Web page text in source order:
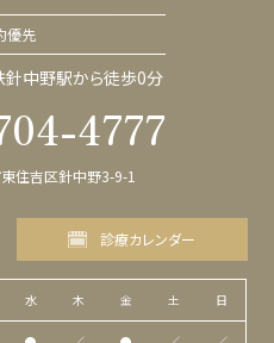
綴物よりも歯を削る量が多くなるこ
ミックの破損を防止するため、マウ
。
ム
会社
EV
器
優先
針中野駅から徒歩0分
4777
住吉区針中野3-9-1
診療カレンダー
水 木 金 土 日